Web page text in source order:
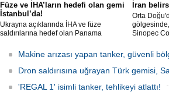
Füze ve İHA’ların hedefi olan gemi
İstanbul’da!
Ukrayna açıklarında İHA ve füze
saldırılarına hedef olan Panama
Zehma’, hasarlı şekilde İstanbul
Boğazı’ndan geçişini tamamladı.
İran
Orta
Sinopec
rotasını
büyük
Sinopec,
için Uzak
Makine arızası yapan tanker, güvenli
Dron saldırısına uğrayan Türk gemisi,
'REGAL 1' isimli tanker, tehlikeyi atlattı!